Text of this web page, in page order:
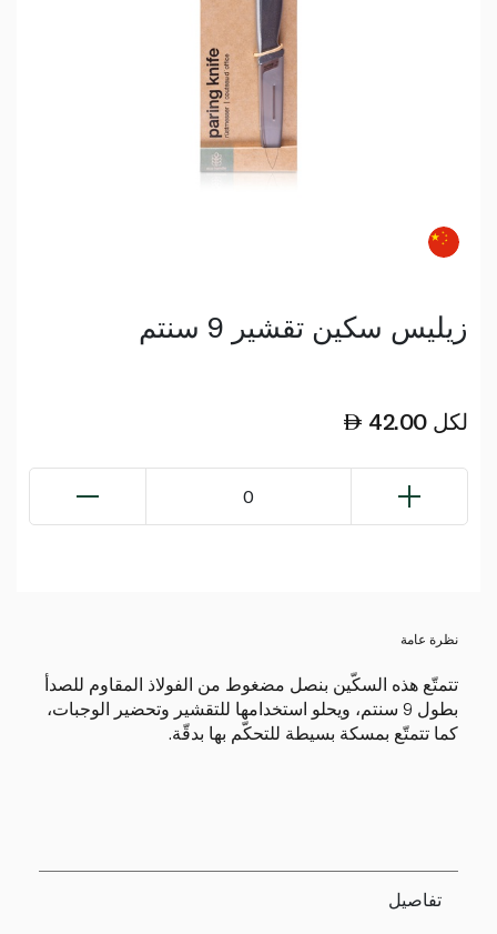
زيليس سكين تقشير 9 سنتم
42.00 لكل
0
نظرة عامة
تتمتّع هذه السكّين بنصل مضغوط من الفولاذ المقاوم للصدأ
بطول 9 سنتم، ويحلو استخدامها للتقشير وتحضير الوجبات،
كما تتمتّع بمسكة بسيطة للتحكّم بها بدقّة.
تفاصيل